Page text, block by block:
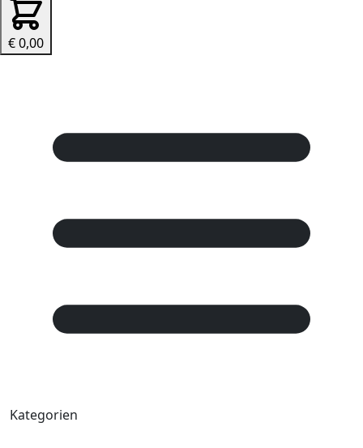
€ 0,00
Kategorien